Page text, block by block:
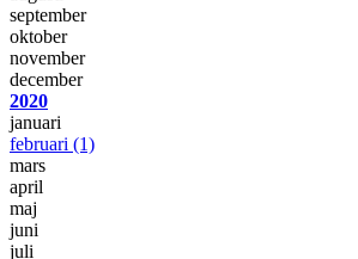
september
oktober
november
december
2020
januari
februari (1)
mars
april
maj
juni
juli